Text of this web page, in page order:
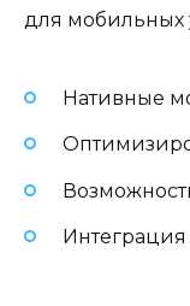
для мобильных
Нативные